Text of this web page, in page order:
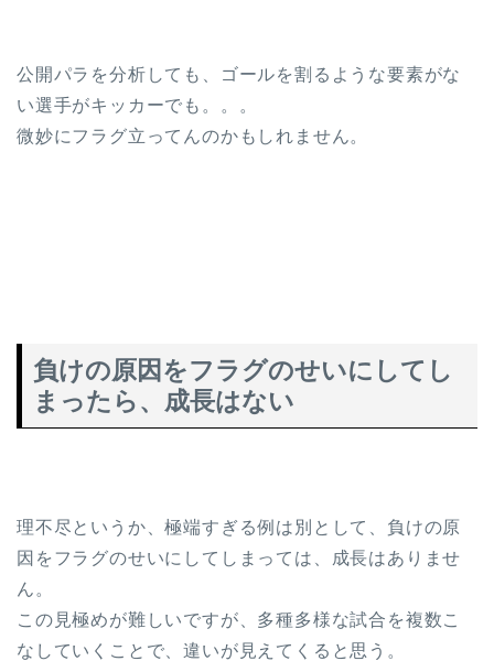
公開パラを分析しても、ゴールを割るような要素がな
い選手がキッカーでも。。。
微妙にフラグ立ってんのかもしれません。
負けの原因をフラグのせいにしてし
まったら、成長はない
理不尽というか、極端すぎる例は別として、負けの原
因をフラグのせいにしてしまっては、成長はありませ
ん。
この見極めが難しいですが、多種多様な試合を複数こ
なしていくことで、違いが見えてくると思う。